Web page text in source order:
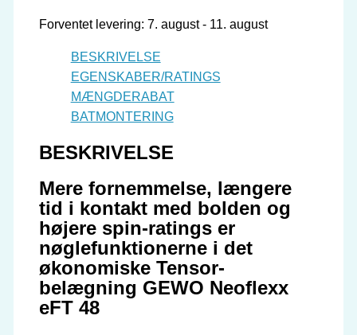
Forventet levering: 7. august - 11. august
BESKRIVELSE
EGENSKABER/RATINGS
MÆNGDERABAT
BATMONTERING
BESKRIVELSE
Mere fornemmelse, længere
tid i kontakt med bolden og
højere spin-ratings er
nøglefunktionerne i det
økonomiske Tensor-
belægning GEWO Neoflexx
eFT 48